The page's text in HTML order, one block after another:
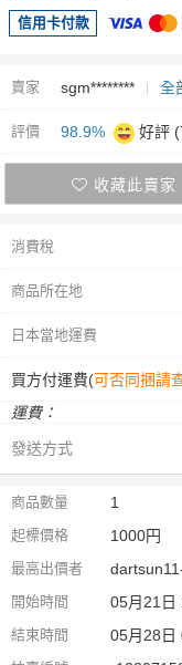
信用卡付款
賣家 sgm******** 全
評價 98.9% 好評
收藏此賣家
消費稅
商品所在地
日本當地運費
買方付運費(可否同捆請
運費：
發送方式
商品數量 1
起標價格 1000円
最高出價者
開始時間 05月21日
結束時間 05月28日